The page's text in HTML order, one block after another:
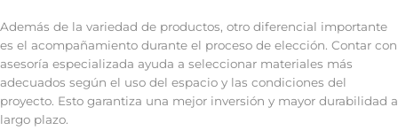
Además de la variedad de productos, otro diferencial importante
es el acompañamiento durante el proceso de elección. Contar con
asesoría especializada ayuda a seleccionar materiales más
adecuados según el uso del espacio y las condiciones del
proyecto. Esto garantiza una mejor inversión y mayor durabilidad a
largo plazo.